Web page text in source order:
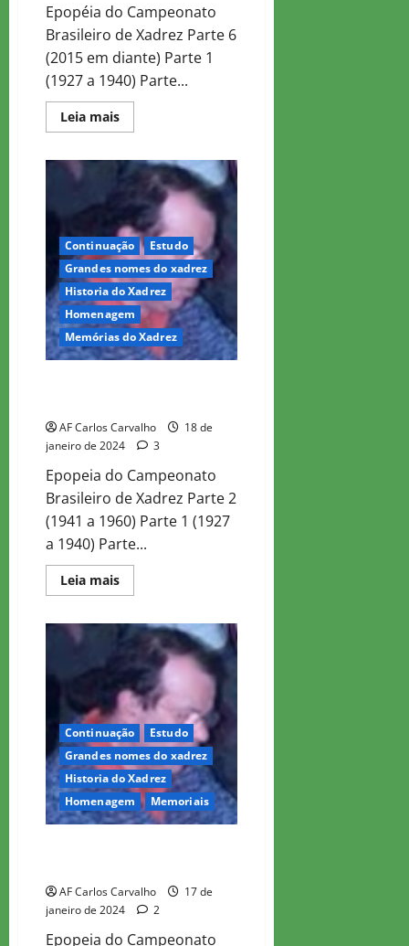
Epopéia do Campeonato
Brasileiro de Xadrez Parte 6
(2015 em diante) Parte 1
(1927 a 1940) Parte...
Leia maisRead
more
Waldemar
Costa
Campeonatos
Brasileiros
–
6
Continuação
Estudo
Grandes nomes do xadrez
Historia do Xadrez
Homenagem
Memórias do Xadrez
AF Carlos Carvalho
18 de
janeiro de 2024
3
Epopeia do Campeonato
Brasileiro de Xadrez Parte 2
(1941 a 1960) Parte 1 (1927
a 1940) Parte...
Leia maisRead
more
Waldemar
Costa
Campeonatos
Brasileiros
–
2
Continuação
Estudo
Grandes nomes do xadrez
Historia do Xadrez
Homenagem
Memoriais
AF Carlos Carvalho
17 de
janeiro de 2024
2
Epopeia do Campeonato